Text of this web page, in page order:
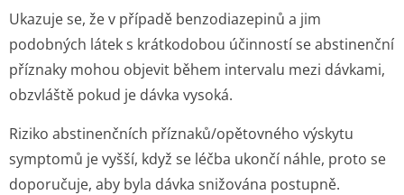
Ukazuje se, že v případě benzodiazepinů a jim
podobných látek s krátkodobou účinností se abstinenční
příznaky mohou objevit během intervalu mezi dávkami,
obzvláště pokud je dávka vysoká.
Riziko abstinenčních příznaků/opětovného výskytu
symptomů je vyšší, když se léčba ukončí náhle, proto se
doporučuje, aby byla dávka snižována postupně.